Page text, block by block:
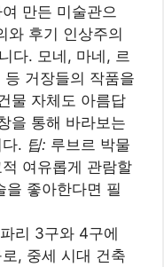
만든 미술관으
와 후기 인상주의
다. 모네, 마네, 르
거장들의 작품을
물 자체도 아름답
을 통해 바라보는
. 팁: 루브르 박물
여유롭게 관람할
을 좋아한다면 필
파리 3구와 4구에
, 중세 시대 건축